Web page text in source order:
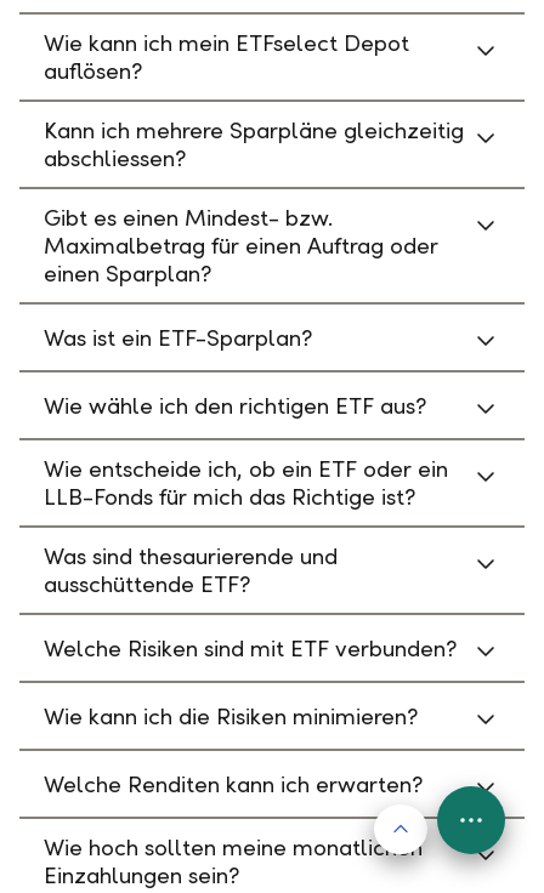
Wie kann ich mein ETFselect Depot
auflösen?
Kann ich mehrere Sparpläne gleichzeitig
abschliessen?
Gibt es einen Mindest- bzw.
Maximalbetrag für einen Auftrag oder
einen Sparplan?
Was ist ein ETF-Sparplan?
Wie wähle ich den richtigen ETF aus?
Wie entscheide ich, ob ein ETF oder ein
LLB-Fonds für mich das Richtige ist?
Was sind thesaurierende und
ausschüttende ETF?
Welche Risiken sind mit ETF verbunden?
Wie kann ich die Risiken minimieren?
Welche Renditen kann ich erwarten?
Wie hoch sollten meine monatlichen
Einzahlungen sein?
Nach oben
FAB
Menu